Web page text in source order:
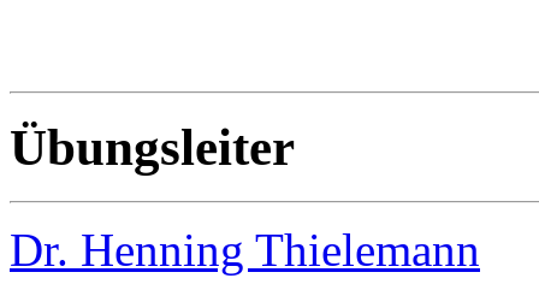
Übungsleiter
Dr. Henning Thielemann